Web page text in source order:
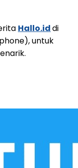
Hallo.iddi
untuk